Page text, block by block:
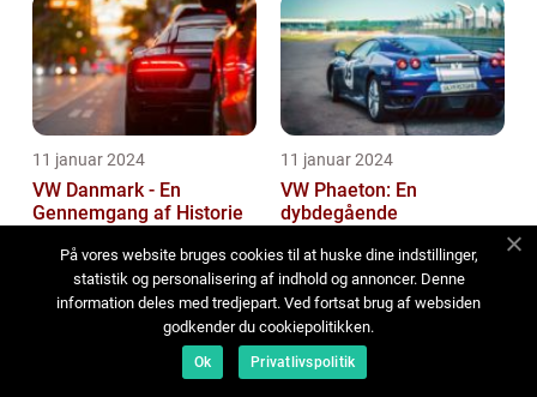
11 januar 2024
VW Danmark - En
Gennemgang af Historie
11 januar 2024
VW Phaeton: En
dybdegående
impo...
På vores website bruges cookies til at huske dine indstillinger,
statistik og personalisering af indhold og annoncer. Denne
information deles med tredjepart. Ved fortsat brug af websiden
godkender du cookiepolitikken.
Ok Privatlivspolitik